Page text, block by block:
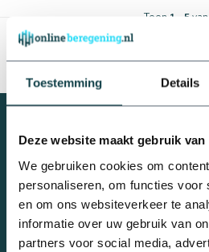
Toestemming Details
Deze website maakt gebruik van
We gebruiken cookies om
personaliseren, om functies voor
en om ons websiteverkeer te
informatie over uw gebruik van
partners voor social media,
Toon 1 5
Advies nodig van een
beregeningsspecialist?
Met al meer dan 10 jaar ervaring is
Telefonisch contact: 0488 - 740 032
info@onlineberegening.nl